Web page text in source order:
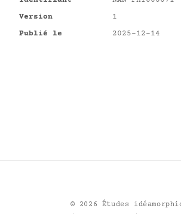
Version
1
Publié le
2025-12-14
© 2026 Études